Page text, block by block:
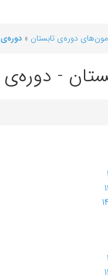
دوره‌ی تابستان » دوره‌ی ۳۲
- دوره‌ی ۳۲